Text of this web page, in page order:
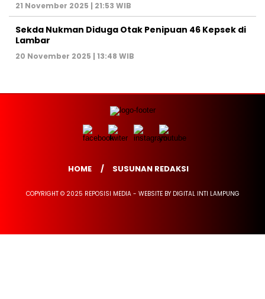
21 November 2025 | 21:53 WIB
Sekda Nukman Diduga Otak Penipuan 46 Kepsek di
Lambar
20 November 2025 | 13:48 WIB
HOME SUSUNAN REDAKSI
COPYRIGHT © 2025 REPOSISI MEDIA - WEBSITE BY DIGITAL INTI LAMPUNG